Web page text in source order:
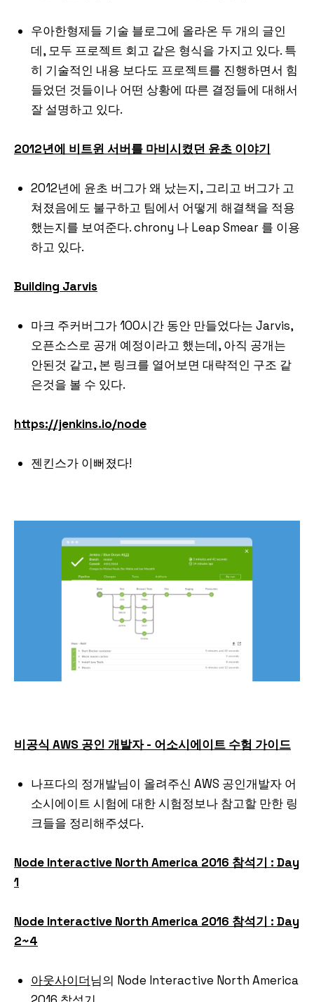
우아한형제들 기술 블로그에 올라온 두 개의 글인
데, 모두 프로젝트 회고 같은 형식을 가지고 있다. 특
히 기술적인 내용 보다도 프로젝트를 진행하면서 힘
들었던 것들이나 어떤 상황에 따른 결정들에 대해서
잘 설명하고 있다.
2012년에 비트윈 서버를 마비시켰던 윤초 이야기
2012년에 윤초 버그가 왜 났는지, 그리고 버그가 고
쳐졌음에도 불구하고 팀에서 어떻게 해결책을 적용
했는지를 보여준다. chrony 나 Leap Smear 를 이용
하고 있다.
Building Jarvis
마크 주커버그가 100시간 동안 만들었다는 Jarvis,
오픈소스로 공개 예정이라고 했는데, 아직 공개는
안된것 같고, 본 링크를 열어보면 대략적인 구조 같
은것을 볼 수 있다.
https://jenkins.io/node
젠킨스가 이뻐졌다!
비공식 AWS 공인 개발자 - 어소시에이트 수험 가이드
나프다의 정개발님이 올려주신 AWS 공인개발자 어
소시에이트 시험에 대한 시험정보나 참고할 만한 링
크들을 정리해주셨다.
Node Interactive North America 2016 참석기 : Day
1
Node Interactive North America 2016 참석기 : Day
2~4
아웃사이더님의 Node Interactive North America